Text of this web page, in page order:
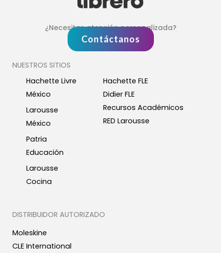
¿Necesitas atención personalizada?
Contáctanos
NUESTROS SITIOS
Hachette Livre
México
Larousse
México
Patria
Educación
Larousse
Cocina
Hachette FLE
Didier FLE
Recursos Académicos
RED Larousse
DISTRIBUIDOR AUTORIZADO
Moleskine
CLE International